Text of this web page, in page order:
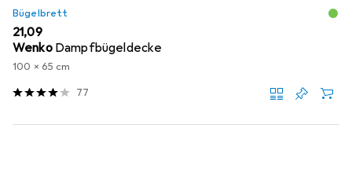
Bügelbrett
EUR
21,09
Wenko Dampfbügeldecke
100 x 65 cm
77